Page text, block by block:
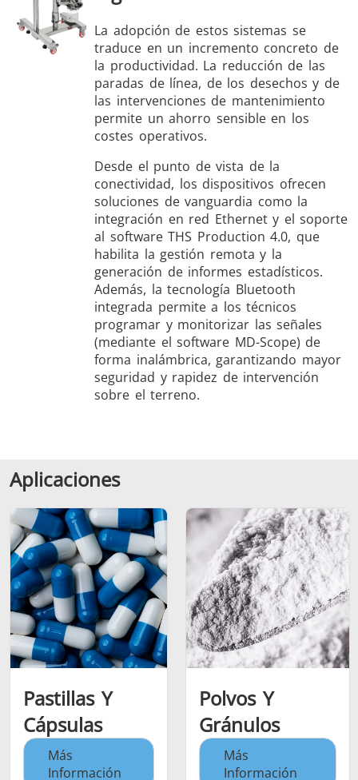
La adopción de estos sistemas se
traduce en un incremento concreto de
la productividad. La reducción de las
paradas de línea, de los desechos y de
las intervenciones de mantenimiento
permite un ahorro sensible en los
costes operativos.
Desde el punto de vista de la
conectividad, los dispositivos ofrecen
soluciones de vanguardia como la
integración en red Ethernet y el soporte
al software THS Production 4.0, que
habilita la gestión remota y la
generación de informes estadísticos.
Además, la tecnología Bluetooth
integrada permite a los técnicos
programar y monitorizar las señales
(mediante el software MD-Scope) de
forma inalámbrica, garantizando mayor
seguridad y rapidez de intervención
sobre el terreno.
Aplicaciones
Pastillas Y
Cápsulas
Más
Información
Polvos Y
Gránulos
Más
Información